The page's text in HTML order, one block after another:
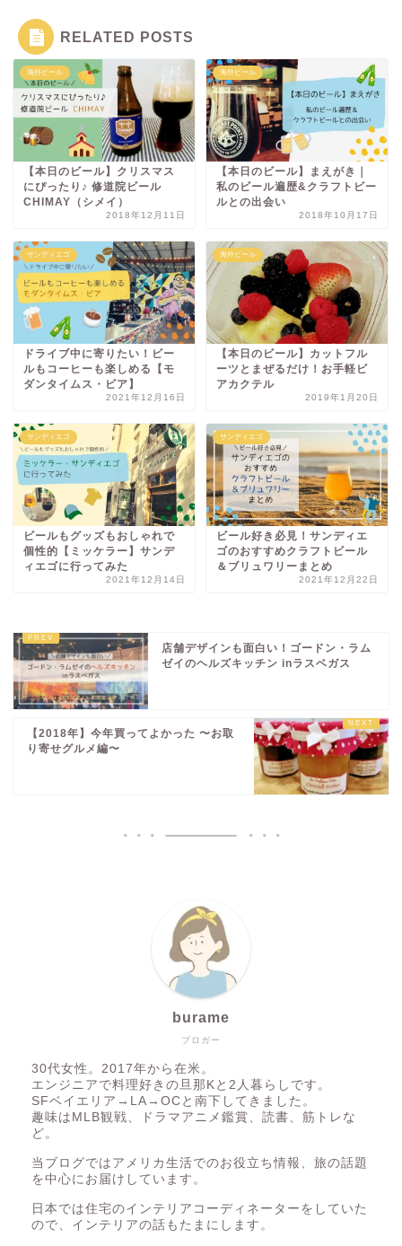
RELATED POSTS
海外ビール
【本日のビール】クリスマス
にぴったり♪ 修道院ビール
CHIMAY（シメイ）
2018年12月11日
海外ビール
【本日のビール】まえがき｜
私のビール遍歴&クラフトビー
ルとの出会い
2018年10月17日
サンディエゴ
ドライブ中に寄りたい！ビー
ルもコーヒーも楽しめる【モ
ダンタイムス・ビア】
2021年12月16日
海外ビール
【本日のビール】カットフル
ーツとまぜるだけ！お手軽ビ
アカクテル
2019年1月20日
サンディエゴ
ビールもグッズもおしゃれで
個性的【ミッケラー】サンデ
ィエゴに行ってみた
2021年12月14日
サンディエゴ
ビール好き必見！サンディエ
ゴのおすすめクラフトビール
＆ブリュワリーまとめ
2021年12月22日
店舗デザインも面白い！ゴードン・ラム
ゼイのヘルズキッチン inラスベガス
【2018年】今年買ってよかった 〜お取
り寄せグルメ編〜
ブロガー
burame
30代女性。2017年から在米。
エンジニアで料理好きの旦那Kと2人暮らしです。
SFベイエリア→LA→OCと南下してきました。
趣味はMLB観戦、ドラマアニメ鑑賞、読書、筋トレな
ど。
当ブログではアメリカ生活でのお役立ち情報、旅の話題
を中心にお届けしています。
日本では住宅のインテリアコーディネーターをしていた
ので、インテリアの話もたまにします。